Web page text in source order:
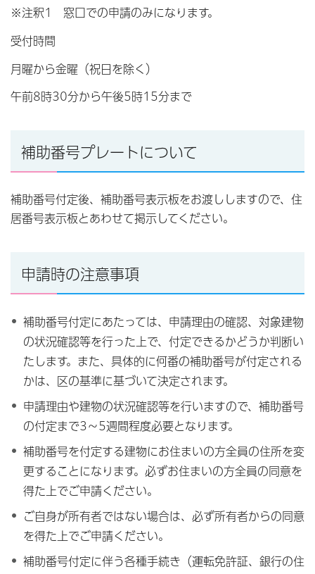
※注釈1 窓口での申請のみになります。
受付時間
月曜から金曜（祝日を除く）
午前8時30分から午後5時15分まで
補助番号プレートについて
補助番号付定後、補助番号表示板をお渡ししますので、住
居番号表示板とあわせて掲示してください。
申請時の注意事項
補助番号付定にあたっては、申請理由の確認、対象建物
の状況確認等を行った上で、付定できるかどうか判断い
たします。また、具体的に何番の補助番号が付定される
かは、区の基準に基づいて決定されます。
申請理由や建物の状況確認等を行いますので、補助番号
の付定まで3～5週間程度必要となります。
補助番号を付定する建物にお住まいの方全員の住所を変
更することになります。必ずお住まいの方全員の同意を
得た上でご申請ください。
ご自身が所有者ではない場合は、必ず所有者からの同意
を得た上でご申請ください。
補助番号付定に伴う各種手続き（運転免許証、銀行の住